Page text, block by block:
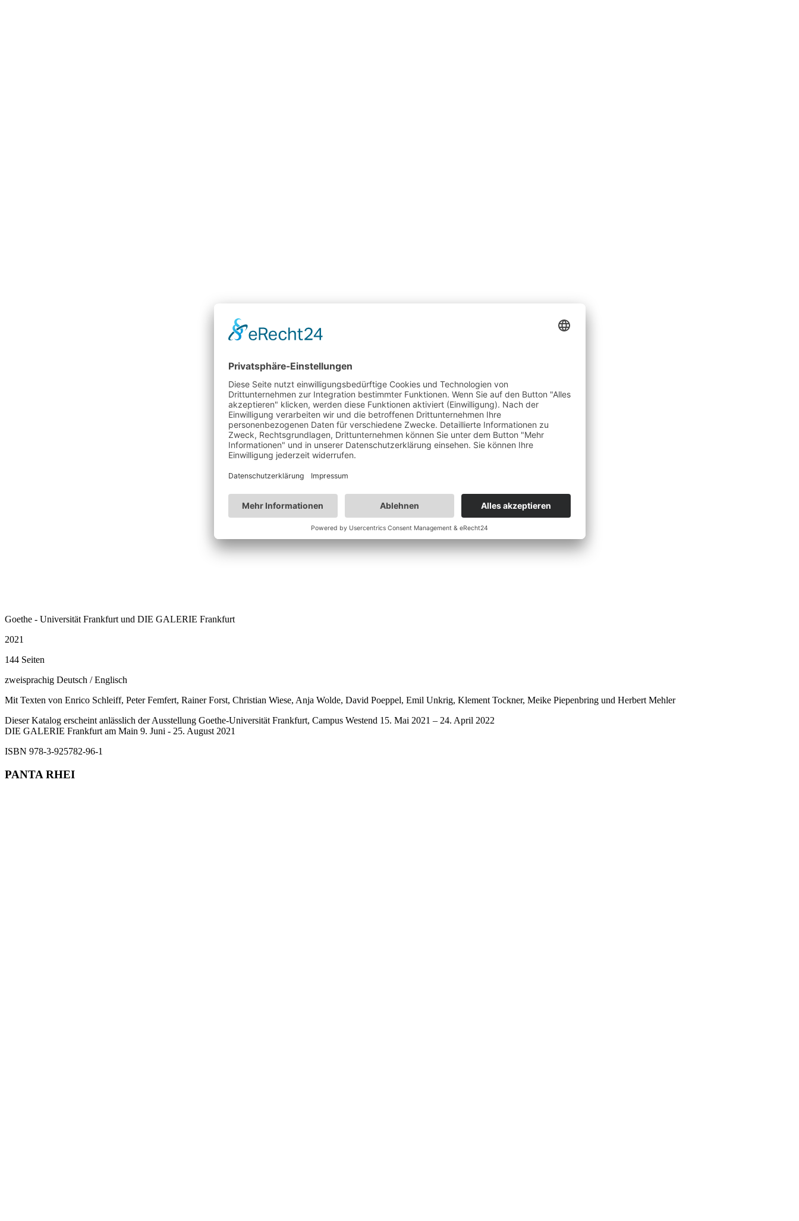
Goethe - Universität Frankfurt und DIE GALERIE Frankfurt
2021
144 Seiten
zweisprachig Deutsch / Englisch
Mit Texten von Enrico Schleiff, Peter Femfert, Rainer Forst, Christian Wiese, Anja Wolde, David Poeppel, Emil Unkrig, Klement Tockner, Meike Piepenbring und Herbert Mehler
Dieser Katalog erscheint anlässlich der Ausstellung Goethe-Universität Frankfurt, Campus Westend 15. Mai 2021 – 24. April 2022
DIE GALERIE Frankfurt am Main 9. Juni - 25. August 2021
ISBN 978-3-925782-96-1
PANTA RHEI